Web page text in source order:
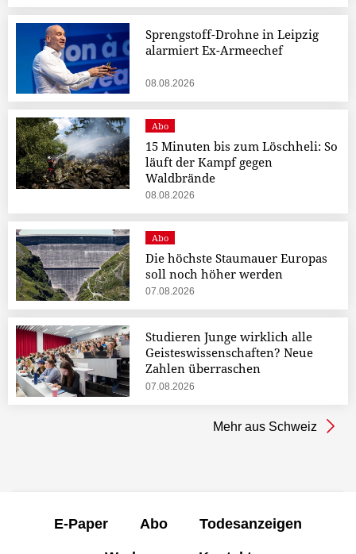
Sprengstoff-Drohne in Leipzig
alarmiert Ex-Armeechef
08.08.2026
Abo
15 Minuten bis zum Löschheli: So
läuft der Kampf gegen
Waldbrände
08.08.2026
Abo
Die höchste Staumauer Europas
soll noch höher werden
07.08.2026
Studieren Junge wirklich alle
Geisteswissenschaften? Neue
Zahlen überraschen
07.08.2026
Mehr aus Schweiz
E-Paper Abo Todesanzeigen